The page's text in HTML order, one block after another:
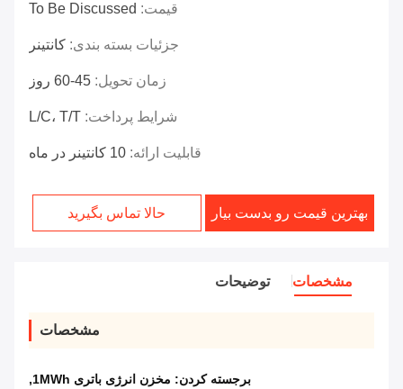
قیمت: To Be Discussed
جزئیات بسته بندی: کانتینر
زمان تحویل: 45-60 روز
شرایط پرداخت: L/C، T/T
قابلیت ارائه: 10 کانتینر در ماه
بهترین قیمت رو بدست بیار حالا تماس بگیرید
مشخصات توضیحات
مشخصات
برجسته کردن: مخزن انرژی باتری 1MWh
,